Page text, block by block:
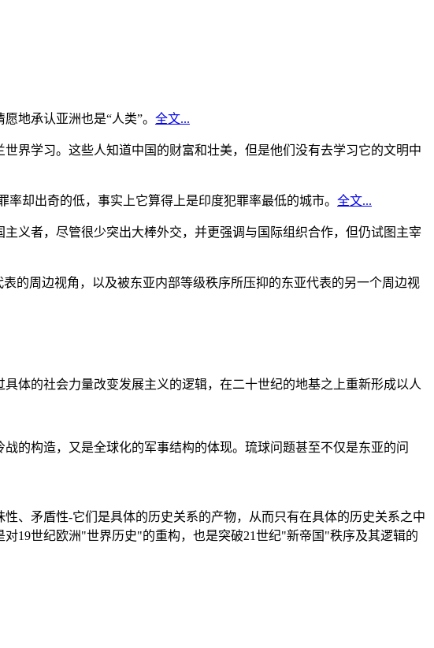
地承认亚洲也是“人类”。 全文...
界学习。这些人知道中国的财富和壮美，但是他们没有去学习它的文明中
却出奇的低，事实上它算得上是印度犯罪率最低的城市。 全文...
义者，尽管很少突出大棒外交，并更强调与国际组织合作，但仍试图主宰
的周边视角，以及被东亚内部等级秩序所压抑的东亚代表的另一个周边视
体的社会力量改变发展主义的逻辑，在二十世纪的地基之上重新形成以人
的构造，又是全球化的军事结构的体现。琉球问题甚至不仅是东亚的问
、矛盾性-它们是具体的历史关系的产物，从而只有在具体的历史关系之中
19世纪欧洲"世界历史"的重构，也是突破21世纪"新帝国"秩序及其逻辑的